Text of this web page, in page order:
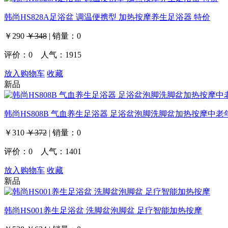
韩尚HS828A足浴盆 调温便携型 加热按摩养生足浴器 特价
￥290 ￥348 | 销量： 0
评价： 0 人气：1915
放入购物车 收藏
新品
韩尚HS808B 气血养生足浴器 足浴盆泡脚洗脚盆加热按摩中老
￥310 ￥372 | 销量： 0
评价： 0 人气：1401
放入购物车 收藏
新品
韩尚HS001养生足浴盆 洗脚盆泡脚盆 足疗智能加热按摩